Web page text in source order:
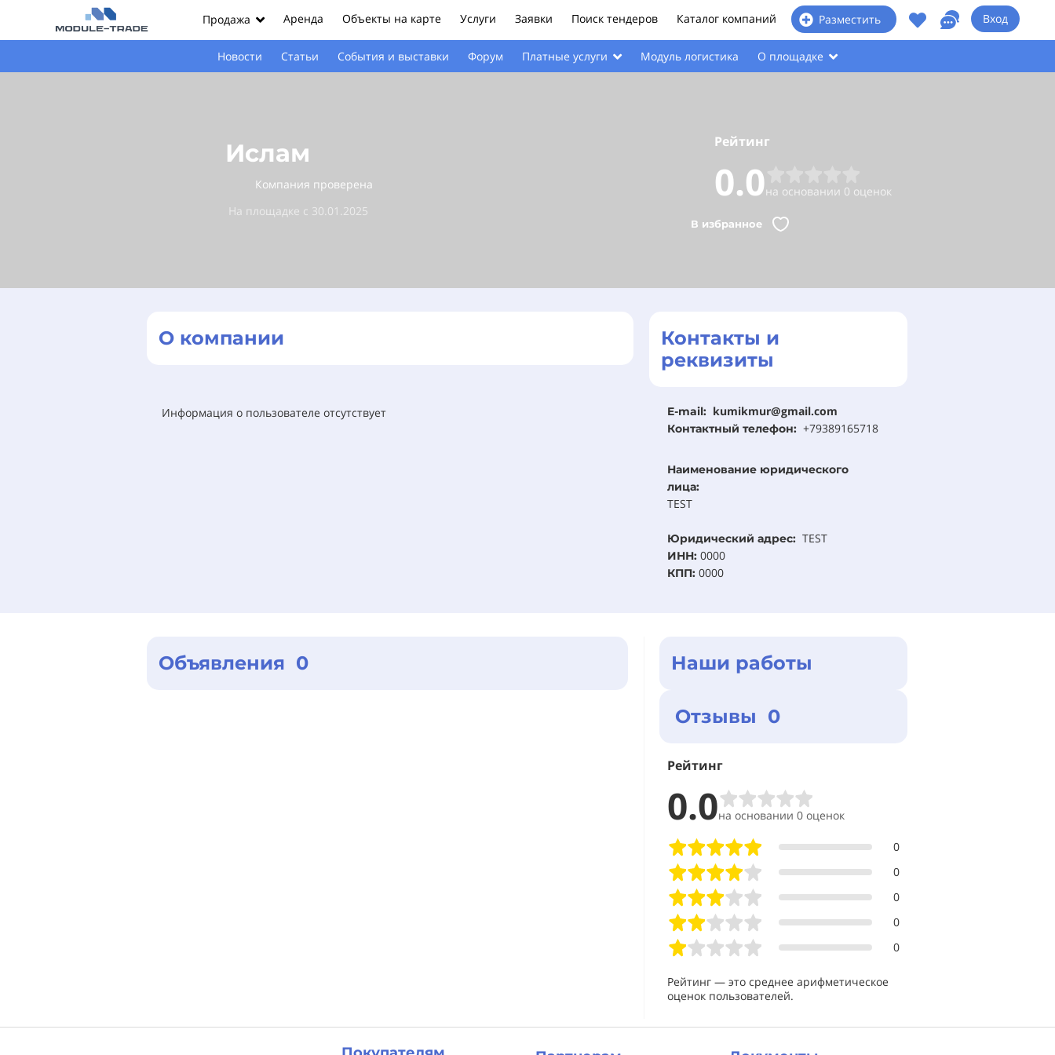
Продажа Аренда Объекты на карте Услуги Заявки Поиск тендеров Каталог компаний Разместить Вход
Новости Статьи События и выставки Форум Платные услуги Модуль логистика О площадке
Ислам
Компания проверена
На площадке с 30.01.2025
Рейтинг
0.0на основании 0 оценок
В избранное
О компании
Информация о пользователе отсутствует
Контакты и
реквизиты
E-mail: kumikmur@gmail.com
Контактный телефон: +79389165718
Наименование юридического
лица:
TEST
Юридический адрес: TEST
ИНН: 0000
КПП: 0000
Объявления 0 Наши работы
Отзывы 0
Рейтинг
0.0на основании 0 оценок
0
0
0
0
0
Рейтинг — это среднее арифметическое
оценок пользователей.